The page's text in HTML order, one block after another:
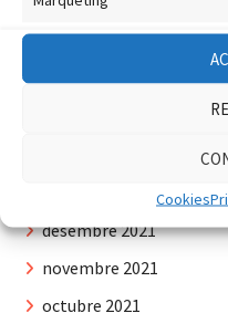
Cookies
juny 2022
abril 2022
desembre 2021
novembre 2021
octubre 2021